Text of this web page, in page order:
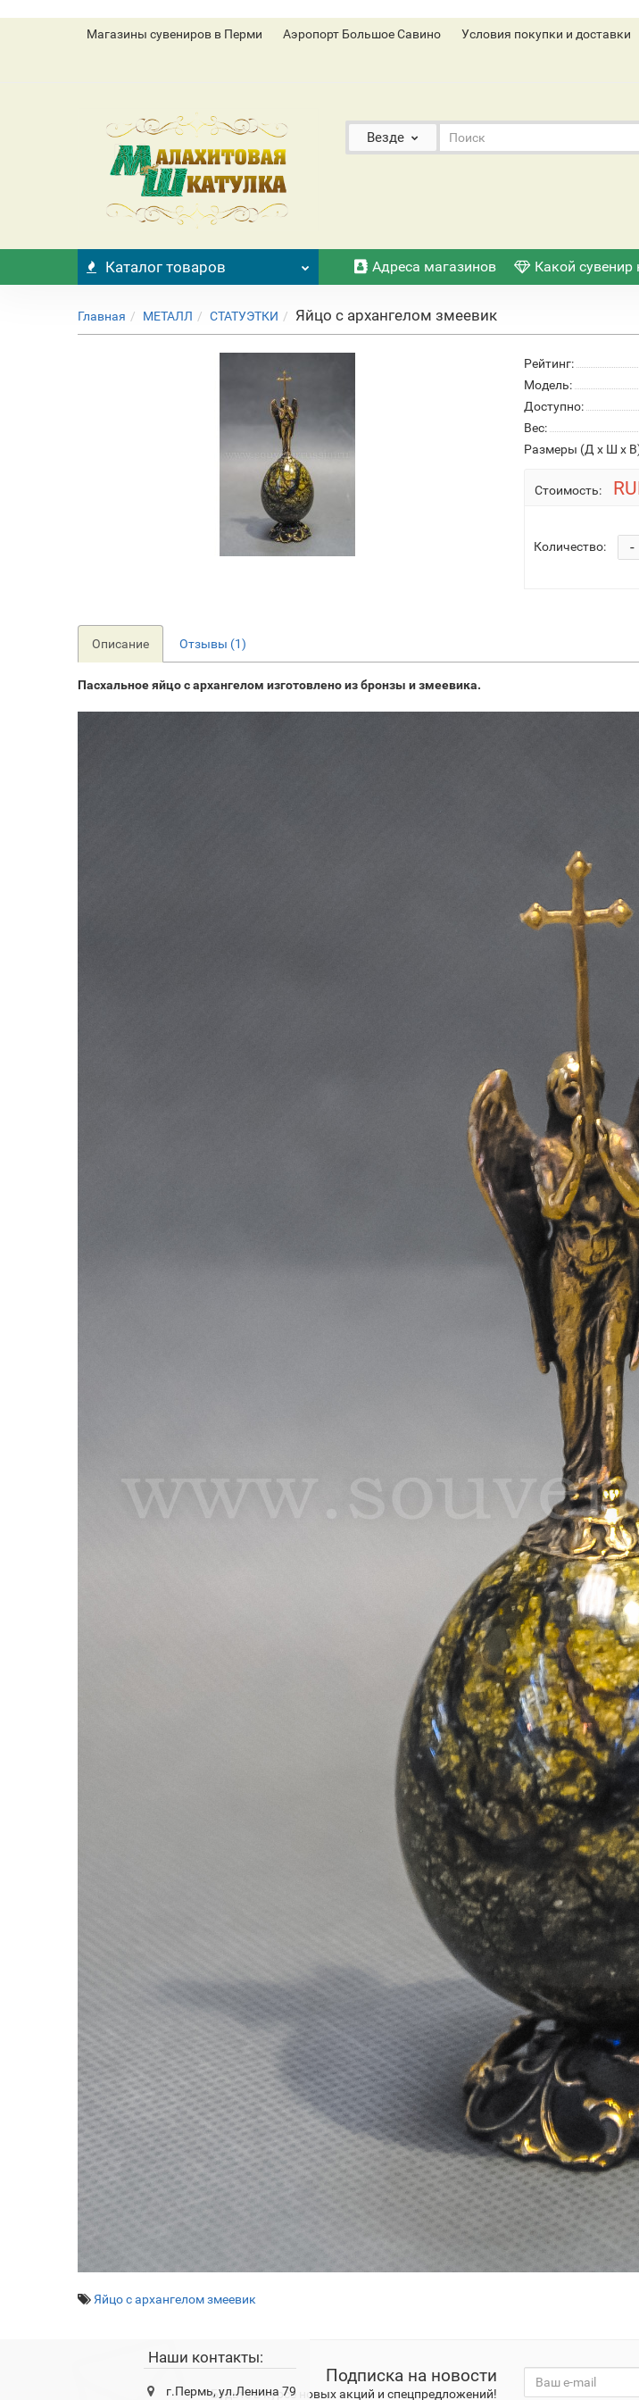
Магазины сувениров в Перми Аэропорт Большое Савино Условия покупки и доставки
Везде
Каталог товаров Адреса магазинов Какой сувенир
Главная МЕТАЛЛ СТАТУЭТКИ Яйцо с архангелом змеевик
Рейтинг:
Модель:
Доступно:
Вес:
Размеры (Д x Ш x
Стоимость:
Количество: -
Описание Отзывы (1)
Пасхальное яйцо с архангелом изготовлено из бронзы и змеевика.
Яйцо с архангелом змеевик
Наши контакты:
г.Пермь, ул.Ленина 79
Подписка на новости
Будьте в курсе новых акций и спецпредложений!